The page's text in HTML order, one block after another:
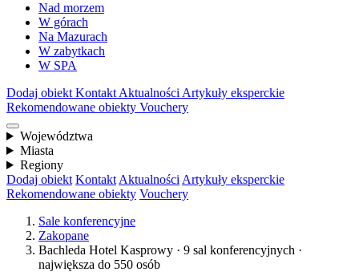
Nad morzem
W górach
Na Mazurach
W zabytkach
W SPA
Dodaj obiekt Kontakt Aktualności Artykuły eksperckie
Rekomendowane obiekty Vouchery
Województwa
Miasta
Regiony
Dodaj obiekt Kontakt Aktualności Artykuły eksperckie
Rekomendowane obiekty Vouchery
Sale konferencyjne
Zakopane
Bachleda Hotel Kasprowy · 9 sal konferencyjnych ·
największa do 550 osób